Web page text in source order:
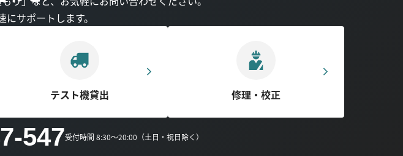
サポートします。
テスト機貸出 修理・校正
547受付時間 8:30～20:00（土日・祝日除く）